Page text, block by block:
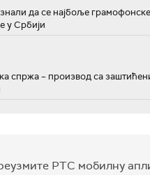
да се најбоље
у Србији
спржа – производ са
РТС мобилну